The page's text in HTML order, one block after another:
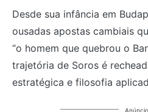
Desde sua infância em
ousadas apostas cambiais
“o homem que quebrou o
trajetória de Soros é
estratégica e filosofia
Anúncio